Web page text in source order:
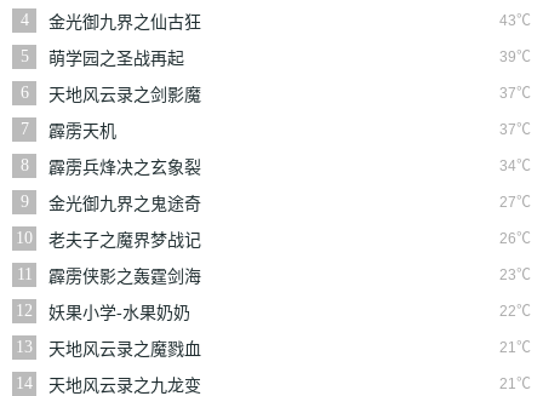
世界
4 43℃
金光御九界之仙古狂
涛
5 39℃
萌学园之圣战再起
6
37℃
天地风云录之剑影魔
踪
7 37℃
霹雳天机
8
34℃
霹雳兵烽决之玄象裂
变
9 27℃
金光御九界之鬼途奇
行录
10 26℃
老夫子之魔界梦战记
粤语
11 23℃
霹雳侠影之轰霆剑海
录
12 22℃
妖果小学-水果奶奶
的大秘密
13 21℃
天地风云录之魔戮血
战
14 21℃
天地风云录之九龙变